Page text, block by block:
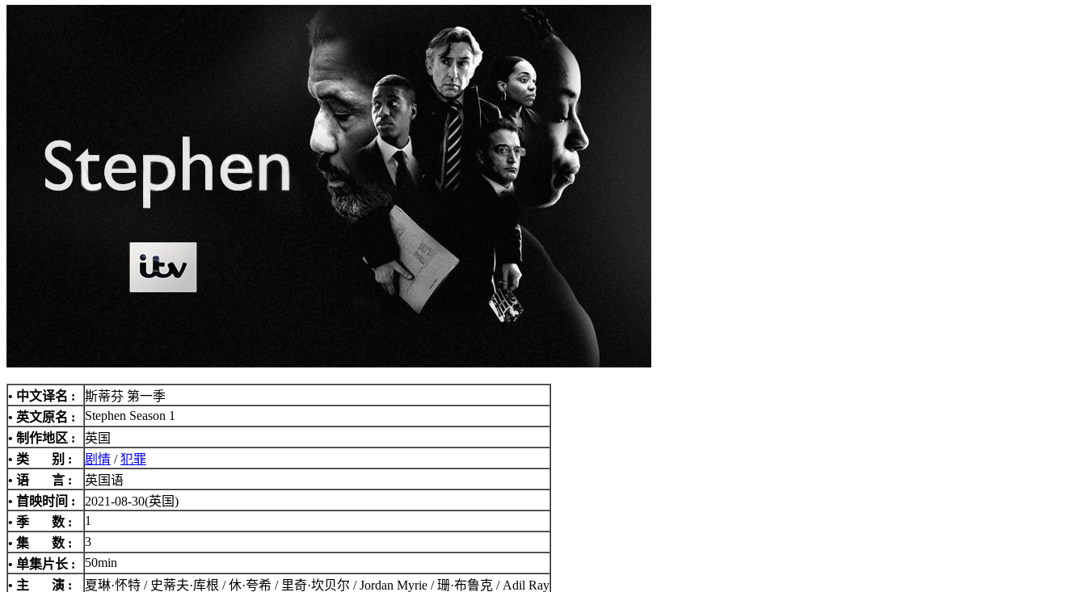
• 中文译名 :
斯蒂芬 第一季
• 英文原名 :
Stephen Season 1
• 制作地区 :
英国
• 类 别 :
剧情 /犯罪
• 语 言 :
英国语
• 首映时间 :
2021-08-30(英国)
• 季 数 :
1
• 集 数 :
3
• 单集片长 :
50min
• 主 演 :
夏琳·怀特 / 史蒂夫·库根 / 休·夸希 / 里奇·坎贝尔 / Jordan Myrie / 珊·布鲁克 / Adil Ray